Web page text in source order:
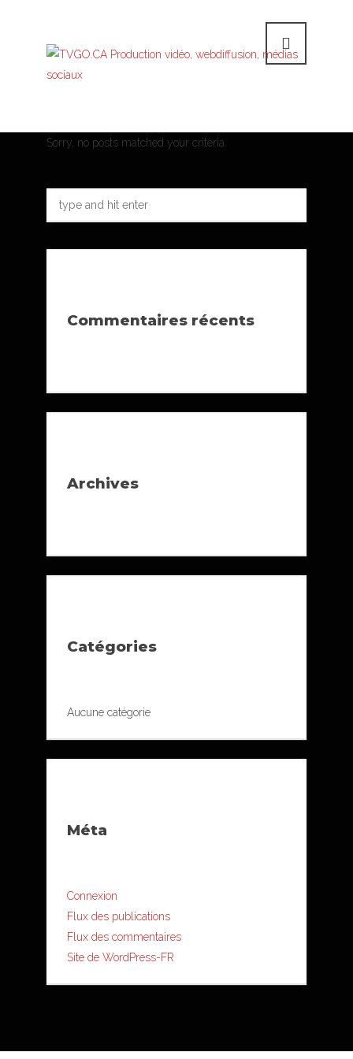
Sorry, no posts matched your criteria.
Commentaires récents
Archives
Catégories
Aucune catégorie
Méta
Connexion
Flux des publications
Flux des commentaires
Site de WordPress-FR